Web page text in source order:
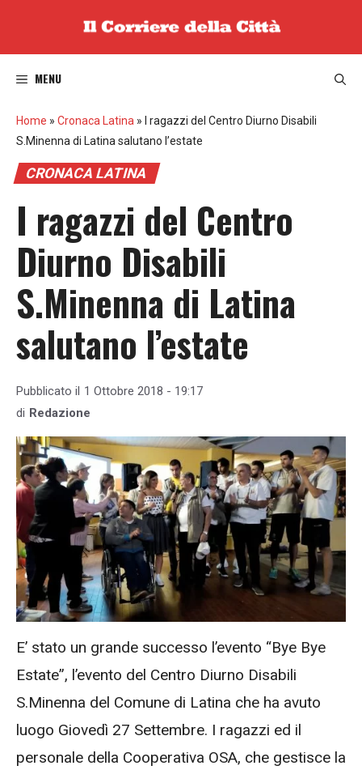
MENU
Home » Cronaca Latina »
I ragazzi del Centro Diurno Disabili
S.Minenna di Latina salutano l’estate
CRONACA LATINA
I ragazzi del Centro
Diurno Disabili
S.Minenna di Latina
salutano l’estate
Pubblicato il 1 Ottobre 2018 - 19:17
di Redazione
E’ stato un grande successo l’evento “Bye Bye
Estate”, l’evento del Centro Diurno Disabili
S.Minenna del Comune di Latina che ha avuto
luogo Giovedì 27 Settembre. I ragazzi ed il
personale della Cooperativa OSA, che gestisce la